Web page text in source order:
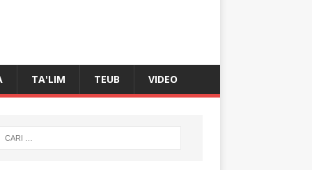
TA'LIM TEUB VIDEO